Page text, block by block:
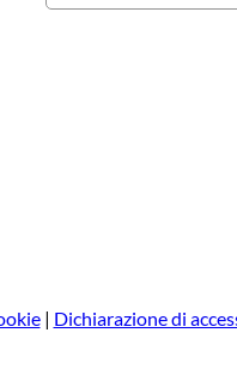
| Dichiarazione di